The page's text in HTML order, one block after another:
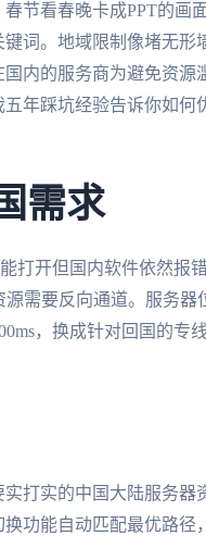
春节看春晚卡成PPT的
词。地域限制像堵无形
内的服务商为避免资源
年踩坑经验告诉你如何
需求
打开但国内软件依然报
需要反向通道。服务器
，换成针对回国的专
打实的中国大陆服务器
功能自动匹配最优路径